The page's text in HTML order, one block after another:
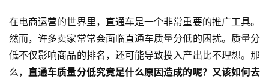
在电商运营的世界里，直通车是一个非常重要的推广工具。
然而，许多卖家常常会面临直通车质量分低的困扰。质量分
低不仅影响商品的排名，还可能导致投入产出比不理想。那
么， 直通车质量分低究竟是什么原因造成的呢？又该如何去